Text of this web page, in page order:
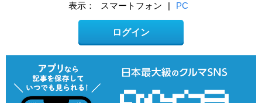
表示： スマートフォン | PC
ログイン